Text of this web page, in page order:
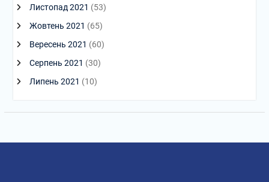
Листопад 2021 (53)
Жовтень 2021 (65)
Вересень 2021 (60)
Серпень 2021 (30)
Липень 2021 (10)